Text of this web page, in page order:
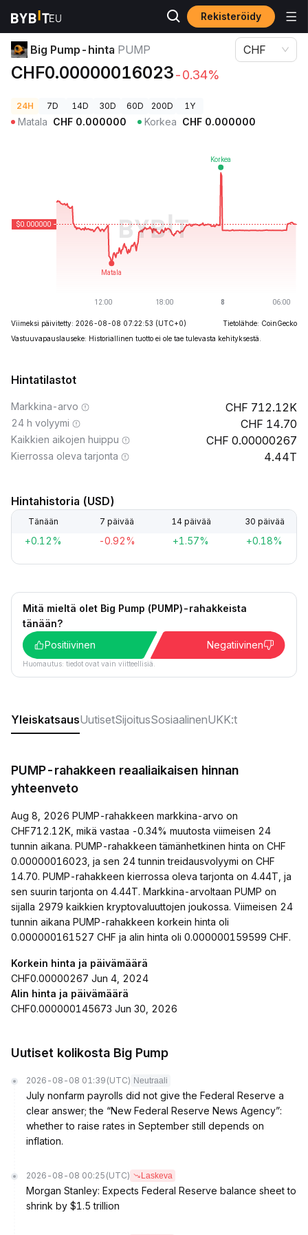
Rekisteröidy
Kryptohinnat
Big Pump-hinta PUMP
CHF0.00000016023-0.34%
CHF
24H 7D 14D 30D 60D 200D 1Y
Matala CHF 0.000000 Korkea CHF 0.000000
Viimeksi päivitetty: 2026-08-08 07:22:53 (UTC+0)
Tietolähde: CoinGecko
Vastuuvapauslauseke: Historiallinen tuotto ei ole tae tulevasta kehityksestä.
Hintatilastot
Markkina-arvo 712.12K
24 h volyymi 14.70
Kaikkien aikojen huippu 0.00000267
Kierrossa oleva tarjonta 4.44T
Hintahistoria (USD)
Tänään 7 päivää 14 päivää 30 päivää
+0.12% -0.92% +1.57% +0.18%
Mitä mieltä olet Big Pump (PUMP)-rahakkeista
tänään?
Positiivinen
Negatiivinen
Huomautus: tiedot ovat vain viitteellisiä.
YleiskatsausUutisetSijoitusSosiaalinenUKK:t
PUMP-rahakkeen reaaliaikaisen hinnan
yhteenveto
Aug 8, 2026 PUMP-rahakkeen markkina-arvo on
CHF712.12K, mikä vastaa -0.34% muutosta viimeisen 24
tunnin aikana. PUMP-rahakkeen tämänhetkinen hinta on CHF
0.00000016023, ja sen 24 tunnin treidausvolyymi on CHF
14.70. PUMP-rahakkeen kierrossa oleva tarjonta on 4.44T, ja
sen suurin tarjonta on 4.44T. Markkina-arvoltaan PUMP on
sijalla 2979 kaikkien kryptovaluuttojen joukossa. Viimeisen 24
tunnin aikana PUMP-rahakkeen korkein hinta oli
0.000000161527 CHF ja alin hinta oli 0.000000159599 CHF.
Korkein hinta ja päivämäärä
CHF0.00000267 Jun 4, 2024
Alin hinta ja päivämäärä
CHF0.000000145673 Jun 30, 2026
Uutiset kolikosta Big Pump
2026-08-08 01:39 (UTC) Neutraali
July nonfarm payrolls did not give the Federal Reserve a
clear answer; the “New Federal Reserve News Agency”:
whether to raise rates in September still depends on
inflation.
2026-08-08 00:25 (UTC) Laskeva
Morgan Stanley: Expects Federal Reserve balance sheet to
shrink by $1.5 trillion